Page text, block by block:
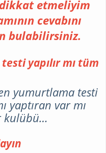
dikkat etmeliyim
cevabını
bulabilirsiniz.
yapılır mı tüm
yumurtlama testi
yaptıran var mı
kulübü